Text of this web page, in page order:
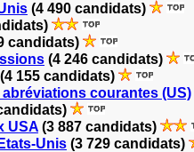
(4 490 candidats)
candidats)
(4 246 candidats)
(4 155 candidats)
courantes (US)
USA (3 887 candidats)
Unis (3 729 candidats)